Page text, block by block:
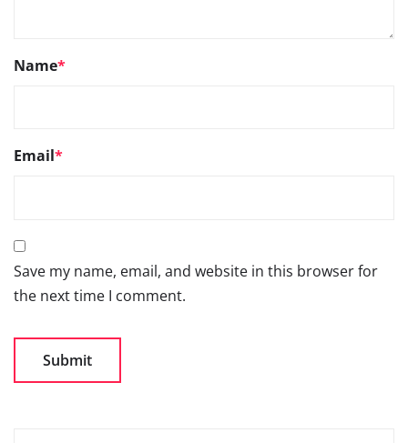
Name*
Email*
Save my name, email, and website in this browser for
the next time I comment.